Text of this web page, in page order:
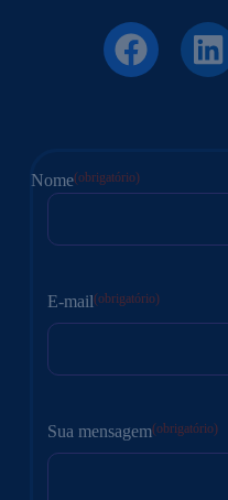
Nome(obrigatório)
E-mail(obrigatório)
Sua mensagem(obrigatório)